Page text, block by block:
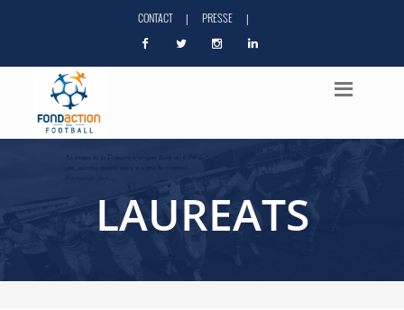
CONTACT | PRESSE |
LAUREATS